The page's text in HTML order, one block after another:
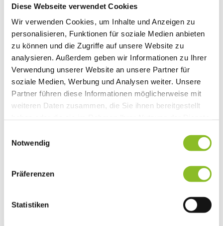
Diese Webseite verwendet Cookies
Wir verwenden Cookies, um Inhalte und Anzeigen zu
personalisieren, Funktionen für soziale Medien anbieten
zu können und die Zugriffe auf unsere Website zu
analysieren. Außerdem geben wir Informationen zu Ihrer
Verwendung unserer Website an unsere Partner für
soziale Medien, Werbung und Analysen weiter. Unsere
Partner führen diese Informationen möglicherweise mit
weiteren Daten zusammen, die Sie ihnen bereitgestellt
Notwendig
Präferenzen
Statistiken
Vereinsleben
Vereinsservice
Liste der Frastanzer Vereine
Veranstaltungen
Veranstaltungskalender
Wirtschaft
Unternehmen & Standort
Nahversorgerliste
Betriebe
Wirtschaftsstandort Frastanz
Gemeindeentwicklung
Wige Frastanz
Tourismus